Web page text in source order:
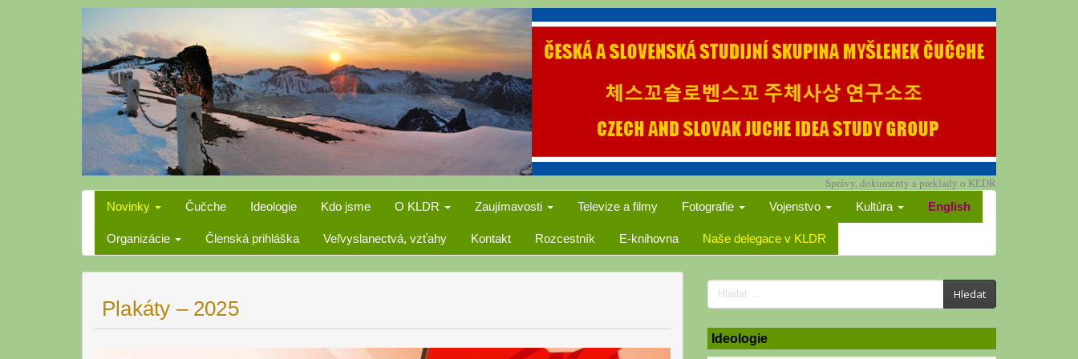
Správy, dokumenty a preklady o KĽDR
Novinky Čučche Ideologie Kdo jsme O KLDR Zaujímavosti Televize a filmy Fotografie Vojenstvo Kultúra English
Organizácie Členská prihláška Veľvyslanectvá, vzťahy Kontakt Rozcestník E-knihovna Naše delegace v KLDR
Plakáty – 2025
Search
for:
Hledat
Ideologie